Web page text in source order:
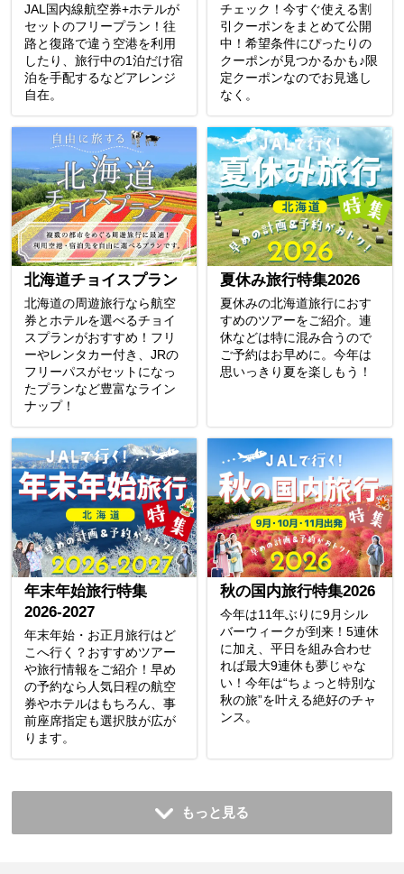
JAL国内線航空券+ホテルが
セットのフリープラン！往
路と復路で違う空港を利用
したり、旅行中の1泊だけ宿
泊を手配するなどアレンジ
自在。
チェック！今すぐ使える割
引クーポンをまとめて公開
中！希望条件にぴったりの
クーポンが見つかるかも♪限
定クーポンなのでお見逃し
なく。
北海道チョイスプラン
北海道の周遊旅行なら航空
券とホテルを選べるチョイ
スプランがおすすめ！フリ
ーやレンタカー付き、JRの
フリーパスがセットになっ
たプランなど豊富なライン
ナップ！
夏休み旅行特集2026
夏休みの北海道旅行におす
すめのツアーをご紹介。連
休などは特に混み合うので
ご予約はお早めに。今年は
思いっきり夏を楽しもう！
年末年始旅行特集
2026-2027
年末年始・お正月旅行はど
こへ行く？おすすめツアー
や旅行情報をご紹介！早め
の予約なら人気日程の航空
券やホテルはもちろん、事
前座席指定も選択肢が広が
ります。
秋の国内旅行特集2026
今年は11年ぶりに9月シル
バーウィークが到来！5連休
に加え、平日を組み合わせ
れば最大9連休も夢じゃな
い！今年は“ちょっと特別な
秋の旅”を叶える絶好のチャ
ンス。
もっと見る